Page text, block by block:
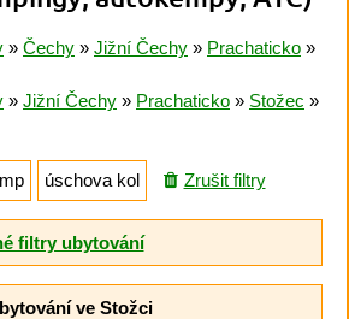
» Čechy » Jižní Čechy » Prachaticko »
» Jižní Čechy » Prachaticko » Stožec »
úschova kol Zrušit filtry
filtry ubytování
ve Stožci